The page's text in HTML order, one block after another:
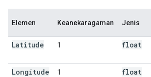
Elemen Keanekaragaman Jenis
Latitude 1 float
Longitude 1 float